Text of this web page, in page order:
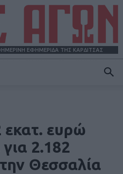
ΕΦΗΜΕΡΙΔΑ ΤΗΣ ΚΑΡΔΙΤΣΑΣ
εκατ. ευρώ
2.182
Θεσσαλία